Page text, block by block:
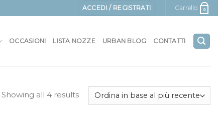
ACCEDI / REGISTRATI Carrello 0
OCCASIONI LISTA NOZZE URBAN BLOG CONTATTI
Showing all 4 results